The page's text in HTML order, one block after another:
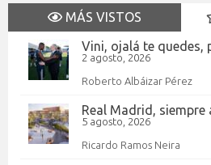
MÁS VISTOS
Vini, ojalá te quedes,
2 agosto, 2026
Roberto Albáizar Pérez
Real Madrid, siempre
5 agosto, 2026
Ricardo Ramos Neira